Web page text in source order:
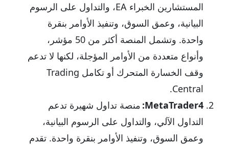
المستشارين الخبراء EA، والتداول على الرسوم
البيانية، وعمق السوق، وتنفيذ الأوامر بنقرة
واحدة. وتشمل المنصة أكثر من 50 مؤشر،
وأنواع متعددة من الأوامر المؤجلة، لكنها لا تدعم
وقف الخسارة المتحرك أو تكامل Trading
Central.
MetaTrader4: منصة تداول شهيرة تدعم
التداول الآلي، والتداول على الرسوم البيانية،
وعمق السوق، وتنفيذ الأوامر بنقرة واحدة. تقدم